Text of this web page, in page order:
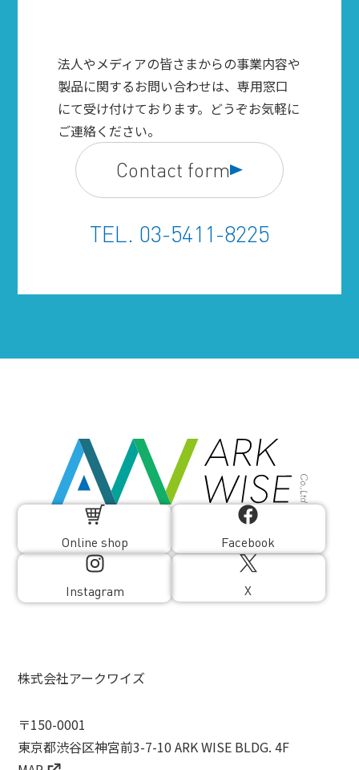
法人やメディアの皆さまからの事業内容や
製品に関するお問い合わせは、専用窓口
にて受け付けております。どうぞお気軽に
ご連絡ください。
Contact form
TEL. 03-5411-8225
Online shop Facebook
Instagram X
株式会社アークワイズ
〒150-0001
東京都渋谷区神宮前3-7-10 ARK WISE BLDG. 4F